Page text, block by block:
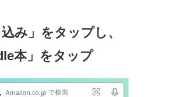
込み」をタップし、
本」をタップ